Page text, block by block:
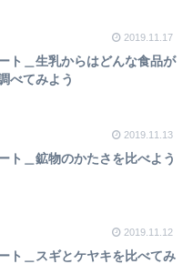
2019.11.17
ト＿生乳からはどんな食品が
べてみよう
2019.11.13
ト＿鉱物のかたさを比べよう
2019.11.12
ト＿スギとケヤキを比べてみ